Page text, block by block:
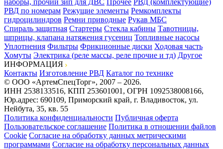
РВД по номерам Режущие элементы Ремкомплекты
гидроцилиндров Ремни приводные Рукав МБС
Спираль защитная Стартеры Стекла кабины Тавотницы,
шприцы, клапана натяжения гусениц Топливные насосы
Уплотнения Фильтры Фрикционные диски Ходовая часть
Хомуты Электрика (реле массы, реле прочие и тд) Другое
ИНФОРМАЦИЯ
Контакты Изготовление РВД Каталог по технике
© ООО «АртемСпецТорг», 2007 – 2026.
ИНН 2538133516, КПП 253601001, ОГРН 1092538008166,
Юр.адрес: 690109, Приморский край, г. Владивосток, ул.
Нейбута, 35, кв. 55
Политика конфиденциальности Публичная оферта
Пользовательское соглашение Политика в отношении файлов
Cookie Согласие на обработку данных метрическими
программами Согласие на обработку персональных данных